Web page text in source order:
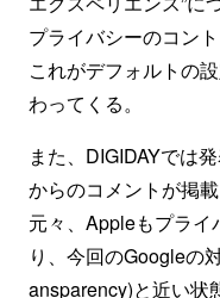
プライバシーのコン
これがデフォルトの
わってくる。
また、DIGIDAYでは
からのコメントが掲載
元々、Appleもプライ
り、今回のGoogleの
ansparency)と近い状